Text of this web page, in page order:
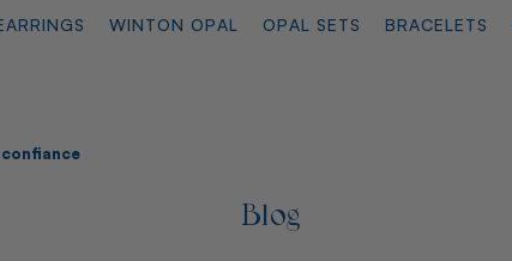
WINTON OPAL OPAL SETS BRACELETS
Blog